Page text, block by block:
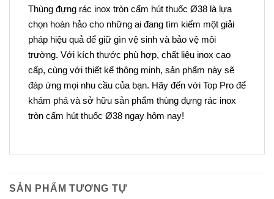
Thùng đựng rác inox tròn cấm hút thuốc Ø38 là lựa
chọn hoàn hảo cho những ai đang tìm kiếm một giải
pháp hiệu quả để giữ gìn vệ sinh và bảo vệ môi
trường. Với kích thước phù hợp, chất liệu inox cao
cấp, cùng với thiết kế thông minh, sản phẩm này sẽ
đáp ứng mọi nhu cầu của bạn. Hãy đến với Top Pro để
khám phá và sở hữu sản phẩm thùng đựng rác inox
tròn cấm hút thuốc Ø38 ngay hôm nay!
SẢN PHẨM TƯƠNG TỰ